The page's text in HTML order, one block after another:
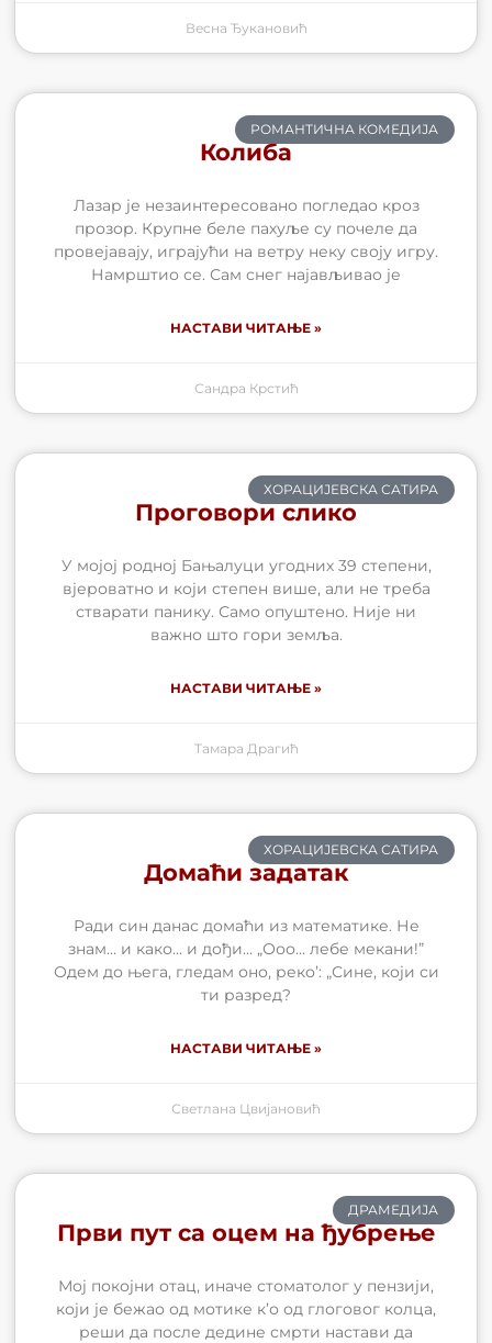
Весна Ђукановић
РОМАНТИЧНА КОМЕДИЈА
Колиба
Лазар је незаинтересовано погледао кроз
прозор. Крупне беле пахуље су почеле да
провејавају, играјући на ветру неку своју игру.
Намрштио се. Сам снег најављивао је
НАСТАВИ ЧИТАЊЕ »
Сандра Крстић
ХОРАЦИЈЕВСКА САТИРА
Проговори слико
У мојој родној Бањалуци угодних 39 степени,
вјероватно и који степен више, али не треба
стварати панику. Само опуштено. Није ни
важно што гори земља.
НАСТАВИ ЧИТАЊЕ »
Тамара Драгић
ХОРАЦИЈЕВСКА САТИРА
Домаћи задатак
Ради син данас домаћи из математике. Не
знам… и како… и дођи… „Ооо… лебе мекани!”
Одем до њега, гледам оно, реко’: „Сине, који си
ти разред?
НАСТАВИ ЧИТАЊЕ »
Светлана Цвијановић
ДРАМЕДИЈА
Први пут са оцем на ђубрење
Мој покојни отац, иначе стоматолог у пензији,
који је бежао од мотике к’о од глоговог колца,
реши да после дедине смрти настави да